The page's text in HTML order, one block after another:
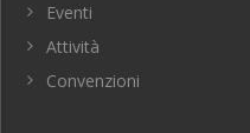
Eventi
Attività
Convenzioni